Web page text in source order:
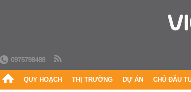
0975798489
QUY HOẠCH THỊ TRƯỜNG DỰ ÁN CHỦ ĐẦU